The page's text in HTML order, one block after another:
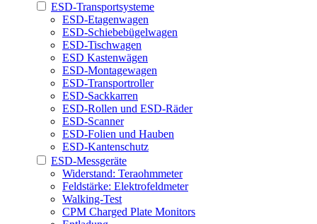
ESD-Transportsysteme
ESD-Etagenwagen
ESD-Schiebebügelwagen
ESD-Tischwagen
ESD Kastenwägen
ESD-Montagewagen
ESD-Transportroller
ESD-Sackkarren
ESD-Rollen und ESD-Räder
ESD-Scanner
ESD-Folien und Hauben
ESD-Kantenschutz
ESD-Messgeräte
Widerstand: Teraohmmeter
Feldstärke: Elektrofeldmeter
Walking-Test
CPM Charged Plate Monitors